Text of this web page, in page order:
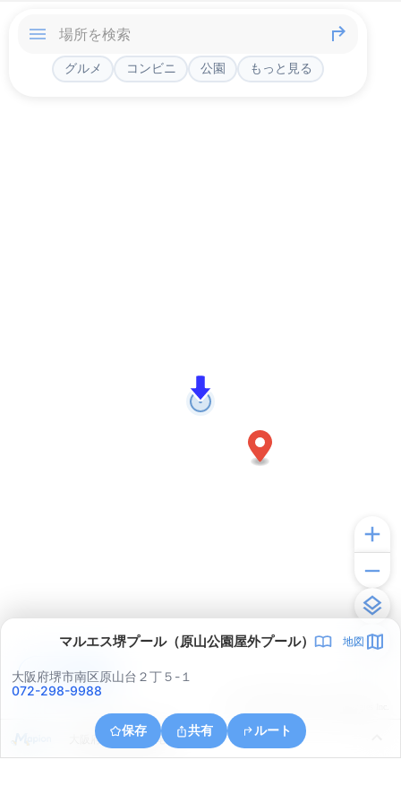
グルメ コンビニ 公園 もっと見る
マルエス堺プール（原山公園屋外プール） 地図
大阪府堺市南区原山台２丁５-１
072-298-9988
保存 共有 ルート
大阪府堺市南区檜尾
アプリで見る